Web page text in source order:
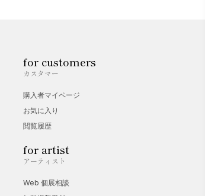
for customers
カスタマー
購入者マイページ
お気に入り
閲覧履歴
for artist
アーティスト
Web 個展相談